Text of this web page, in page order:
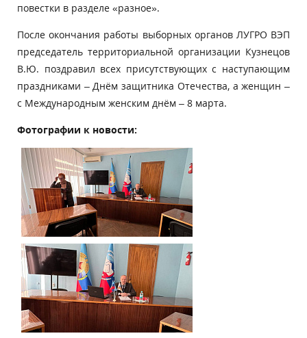
повестки в разделе «разное».
После окончания работы выборных органов ЛУГРО ВЭП
председатель территориальной организации Кузнецов
В.Ю. поздравил всех присутствующих с наступающим
праздниками – Днём защитника Отечества, а женщин –
с Международным женским днём – 8 марта.
Фотографии к новости: